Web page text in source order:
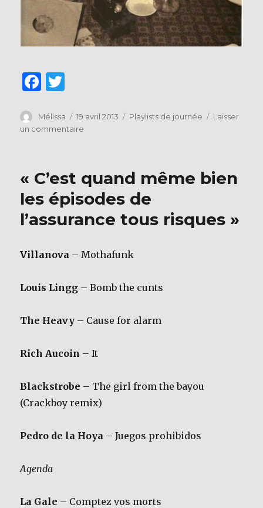
F
c
e
o
o
k
it
te
Auteur
Mélissa
Publié
le
19 avril 2013 Catégories
Playlists de journée
Laisser
un commentaire
café
et
radio
Béton!
« C’est quand même bien
les épisodes de
l’assurance tous risques »
Villanova – Mothafunk
Louis Lingg – Bomb the cunts
The Heavy – Cause for alarm
Rich Aucoin – It
Blackstrobe – The girl from the bayou
(Crackboy remix)
Pedro de la Hoya – Juegos prohibidos
Agenda
La Gale – Comptez vos morts